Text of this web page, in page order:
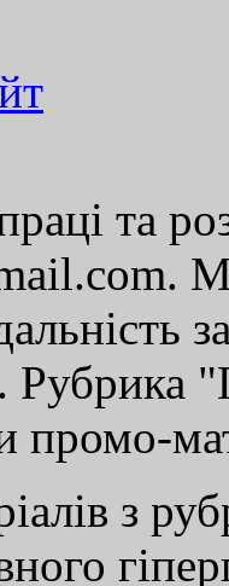
та
Рубрика
промо-
з